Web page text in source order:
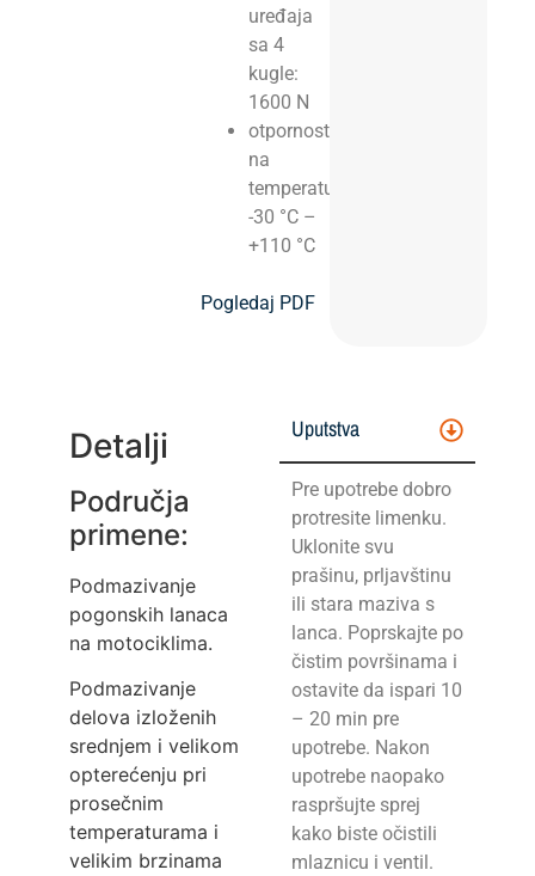
uređaja
sa 4
kugle:
1600 N
otpornost
na
temperaturu:
-30 °C –
+110 °C
Pogledaj PDF
Detalji
Područja
primene:
Podmazivanje
pogonskih lanaca
na motociklima.
Podmazivanje
delova izloženih
srednjem i velikom
opterećenju pri
prosečnim
temperaturama i
velikim brzinama
Uputstva
Pre upotrebe dobro
protresite limenku.
Uklonite svu
prašinu, prljavštinu
ili stara maziva s
lanca. Poprskajte po
čistim površinama i
ostavite da ispari 10
– 20 min pre
upotrebe. Nakon
upotrebe naopako
raspršujte sprej
kako biste očistili
mlaznicu i ventil.